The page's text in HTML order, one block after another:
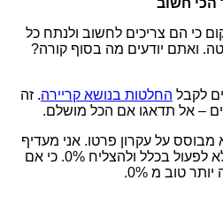
הכי חשוב
כי הם צריכים לחשוב ולנתח כל
ואתם יודעים מה בסוף קורה?
לקבל החלטות בנושא קריירה. זה
– אל תדאגו אם הכל מושלם.
לזה פתרון 80% והוא מבוסס על עקרון פרטו. אני מעדיף
לפעול ולהצליח 80% מאשר לא לפעול בכלל ולהצליח 0%. כי אם